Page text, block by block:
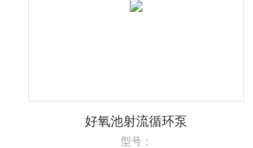
好氧池射流循环泵
型号：